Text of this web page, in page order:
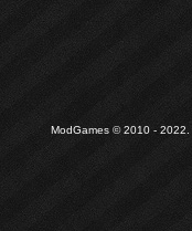
ModGames © 2010 - 2022.